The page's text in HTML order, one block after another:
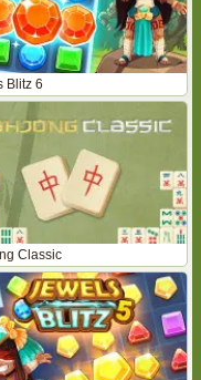
Blitz 6
Classic